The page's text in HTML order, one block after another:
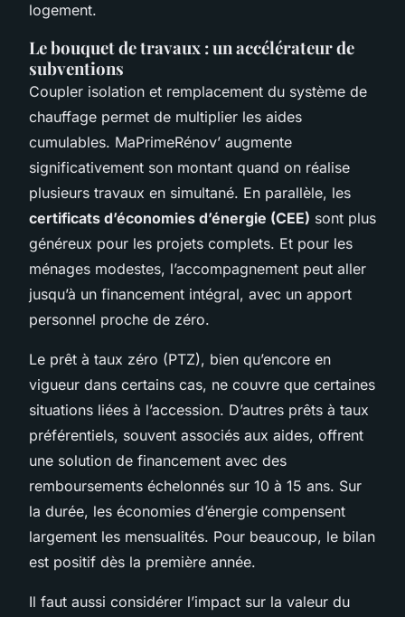
logement.
Le bouquet de travaux : un accélérateur de
subventions
Coupler isolation et remplacement du système de
chauffage permet de multiplier les aides
cumulables. MaPrimeRénov’ augmente
significativement son montant quand on réalise
plusieurs travaux en simultané. En parallèle, les
certificats d’économies d’énergie (CEE) sont plus
généreux pour les projets complets. Et pour les
ménages modestes, l’accompagnement peut aller
jusqu’à un financement intégral, avec un apport
personnel proche de zéro.
Le prêt à taux zéro (PTZ), bien qu’encore en
vigueur dans certains cas, ne couvre que certaines
situations liées à l’accession. D’autres prêts à taux
préférentiels, souvent associés aux aides, offrent
une solution de financement avec des
remboursements échelonnés sur 10 à 15 ans. Sur
la durée, les économies d’énergie compensent
largement les mensualités. Pour beaucoup, le bilan
est positif dès la première année.
Il faut aussi considérer l’impact sur la valeur du